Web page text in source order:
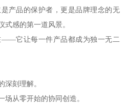
产品的保护者，更是品牌理念的无
式感的第一道风景。
——它让每一件产品都成为独一无二
深刻理解。
从零开始的协同创造。